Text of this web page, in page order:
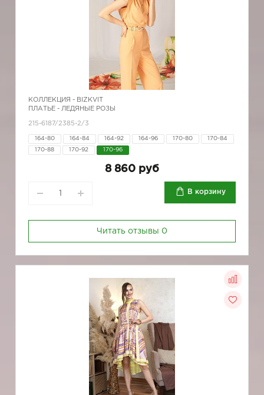
КОЛЛЕКЦИЯ - BIZKVIT
ПЛАТЬЕ - ЛЕДЯНЫЕ РОЗЫ
215-6187/2385-2/3
164-80 164-84 164-92 164-96 170-80 170-84
170-88 170-92 170-96
8 860 руб
В корзину
Читать отзывы 0